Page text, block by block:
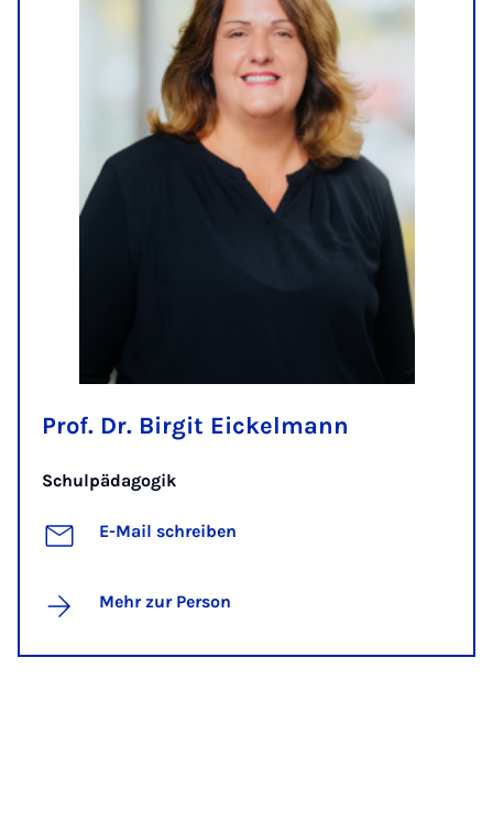
Prof. Dr. Birgit Eickelmann
Schulpädagogik
E-Mail schreiben
Mehr zur Person